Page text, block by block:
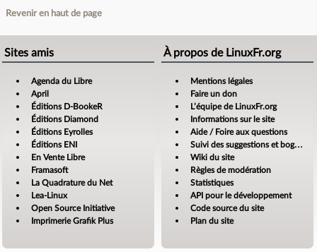
Revenir en haut de page
Sites amis
Agenda du Libre
April
Éditions D-BookeR
Éditions Diamond
Éditions Eyrolles
Éditions ENI
En Vente Libre
Framasoft
La Quadrature du Net
Lea-Linux
Open Source Initiative
Imprimerie Grafik Plus
À propos de LinuxFr.org
Mentions légales
Faire un don
L’équipe de LinuxFr.org
Informations sur le site
Aide / Foire aux questions
Suivi des suggestions et bogues
Wiki du site
Règles de modération
Statistiques
API pour le développement
Code source du site
Plan du site